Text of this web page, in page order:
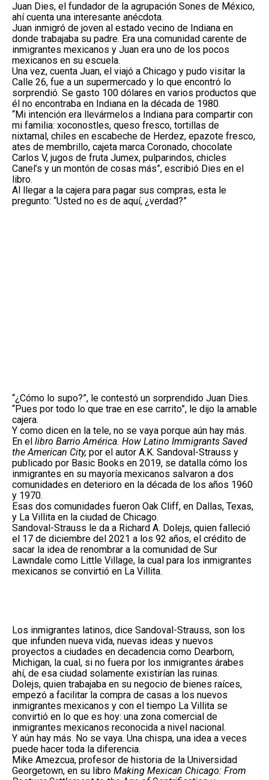
Juan Dies, el fundador de la agrupación Sones de México,
ahí cuenta una interesante anécdota.
Juan inmigró de joven al estado vecino de Indiana en
donde trabajaba su padre. Era una comunidad carente de
inmigrantes mexicanos y Juan era uno de los pocos
mexicanos en su escuela.
Una vez, cuenta Juan, el viajó a Chicago y pudo visitar la
Calle 26, fue a un supermercado y lo que encontró lo
sorprendió. Se gasto 100 dólares en varios productos que
él no encontraba en Indiana en la década de 1980.
“Mi intención era llevármelos a Indiana para compartir con
mi familia: xoconostles, queso fresco, tortillas de
nixtamal, chiles en escabeche de Herdez, epazote fresco,
ates de membrillo, cajeta marca Coronado, chocolate
Carlos V, jugos de fruta Jumex, pulparindos, chicles
Canel’s y un montón de cosas más”, escribió Dies en el
libro.
Al llegar a la cajera para pagar sus compras, esta le
pregunto: “Usted no es de aquí, ¿verdad?”
“¿Cómo lo supo?”, le contestó un sorprendido Juan Dies.
“Pues por todo lo que trae en ese carrito”, le dijo la amable
cajera.
Y como dicen en la tele, no se vaya porque aún hay más.
En el libro Barrio América. How Latino Immigrants Saved
the American City, por el autor A.K. Sandoval-Strauss y
publicado por Basic Books en 2019, se datalla cómo los
inmigrantes en su mayoría mexicanos salvaron a dos
comunidades en deterioro en la década de los años 1960
y 1970.
Esas dos comunidades fueron Oak Cliff, en Dallas, Texas,
y La Villita en la ciudad de Chicago.
Sandoval-Strauss le da a Richard A. Dolejs, quien falleció
el 17 de diciembre del 2021 a los 92 años, el crédito de
sacar la idea de renombrar a la comunidad de Sur
Lawndale como Little Village, la cual para los inmigrantes
mexicanos se convirtió en La Villita.
Los inmigrantes latinos, dice Sandoval-Strauss, son los
que infunden nueva vida, nuevas ideas y nuevos
proyectos a ciudades en decadencia como Dearborn,
Michigan, la cual, si no fuera por los inmigrantes árabes
ahí, de esa ciudad solamente existirían las ruinas.
Dolejs, quien trabajaba en su negocio de bienes raíces,
empezó a facilitar la compra de casas a los nuevos
inmigrantes mexicanos y con el tiempo La Villita se
convirtió en lo que es hoy: una zona comercial de
inmigrantes mexicanos reconocida a nivel nacional.
Y aún hay más. No se vaya. Una chispa, una idea a veces
puede hacer toda la diferencia.
Mike Amezcua, profesor de historia de la Universidad
Georgetown, en su libro Making Mexican Chicago: From